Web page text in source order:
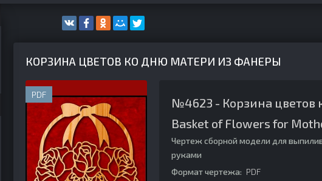
КОРЗИНА ЦВЕТОВ КО ДНЮ МАТЕРИ ИЗ ФАНЕРЫ
PDF
№4623 - Корзина
Basket of Flowers for
Чертеж сборной модели для
руками
Формат чертежа: PDF